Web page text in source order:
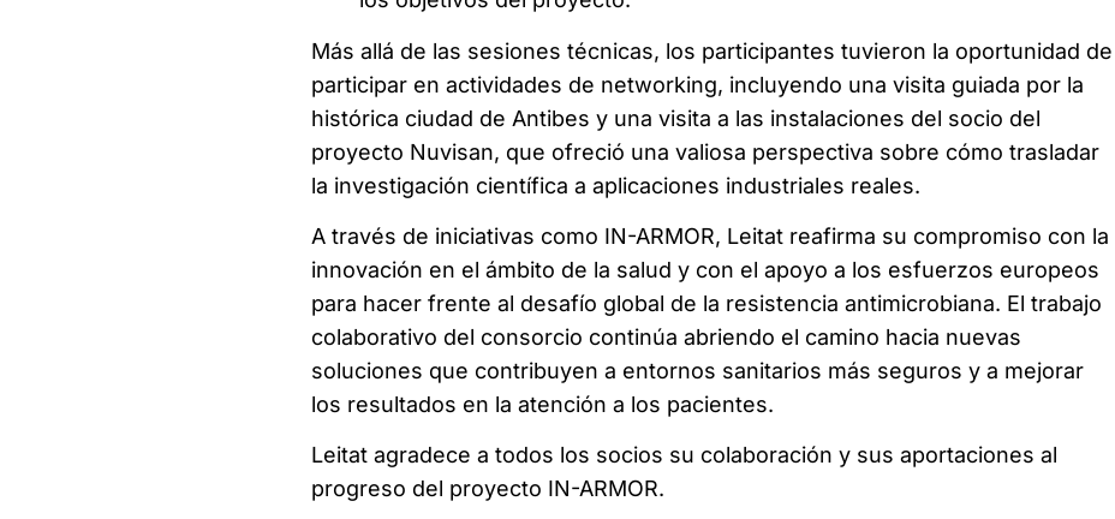
Más allá de las sesiones técnicas, los participantes tuvieron la oportunidad de
participar en actividades de networking, incluyendo una visita guiada por la
histórica ciudad de Antibes y una visita a las instalaciones del socio del
proyecto Nuvisan, que ofreció una valiosa perspectiva sobre cómo trasladar
la investigación científica a aplicaciones industriales reales.
A través de iniciativas como IN-ARMOR, Leitat reafirma su compromiso con la
innovación en el ámbito de la salud y con el apoyo a los esfuerzos europeos
para hacer frente al desafío global de la resistencia antimicrobiana. El trabajo
colaborativo del consorcio continúa abriendo el camino hacia nuevas
soluciones que contribuyen a entornos sanitarios más seguros y a mejorar
los resultados en la atención a los pacientes.
Leitat agradece a todos los socios su colaboración y sus aportaciones al
progreso del proyecto IN-ARMOR.